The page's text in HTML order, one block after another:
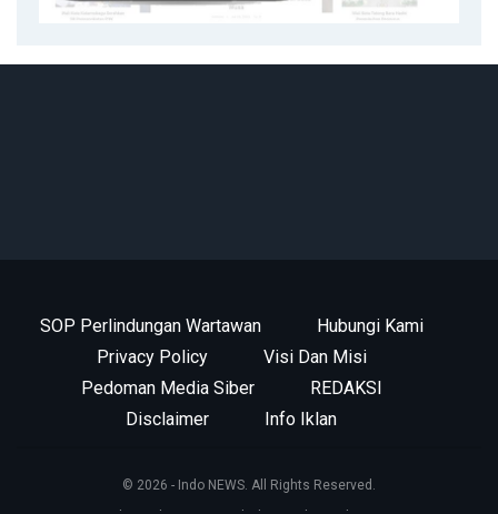
SOP Perlindungan Wartawan
Hubungi Kami
Privacy Policy
Visi Dan Misi
Pedoman Media Siber
REDAKSI
Disclaimer
Info Iklan
© 2026 - Indo NEWS. All Rights Reserved.